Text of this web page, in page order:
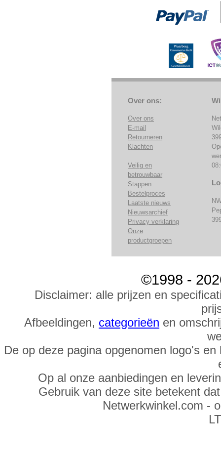
Over ons:
Over ons
E-mail
Retourneren
Klachten
Veilig en
betrouwbaar
Stappen
Bestelproces
Laatste nieuws
Nieuwsarchief
Privacy verklaring
Onze
productgroepen
©1998 -
Disclaimer: alle prijzen en
Afbeeldingen, categorieën en
De op deze pagina opgenomen logo's
Op al onze aanbiedingen en
Gebruik van deze site betekent
Netwerkwinkel.com -